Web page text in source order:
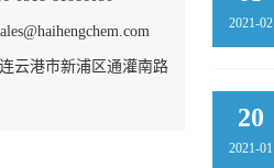
云港市新浦区通灌南路
2021-02
20
2021-01